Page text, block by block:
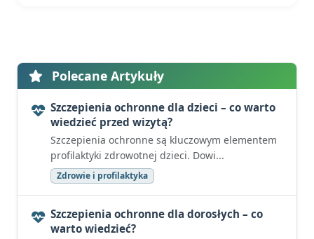
Polecane Artykuły
Szczepienia ochronne dla dzieci – co warto
wiedzieć przed wizytą?
Szczepienia ochronne są kluczowym elementem
profilaktyki zdrowotnej dzieci. Dowi...
Zdrowie i profilaktyka
Szczepienia ochronne dla dorosłych – co
warto wiedzieć?